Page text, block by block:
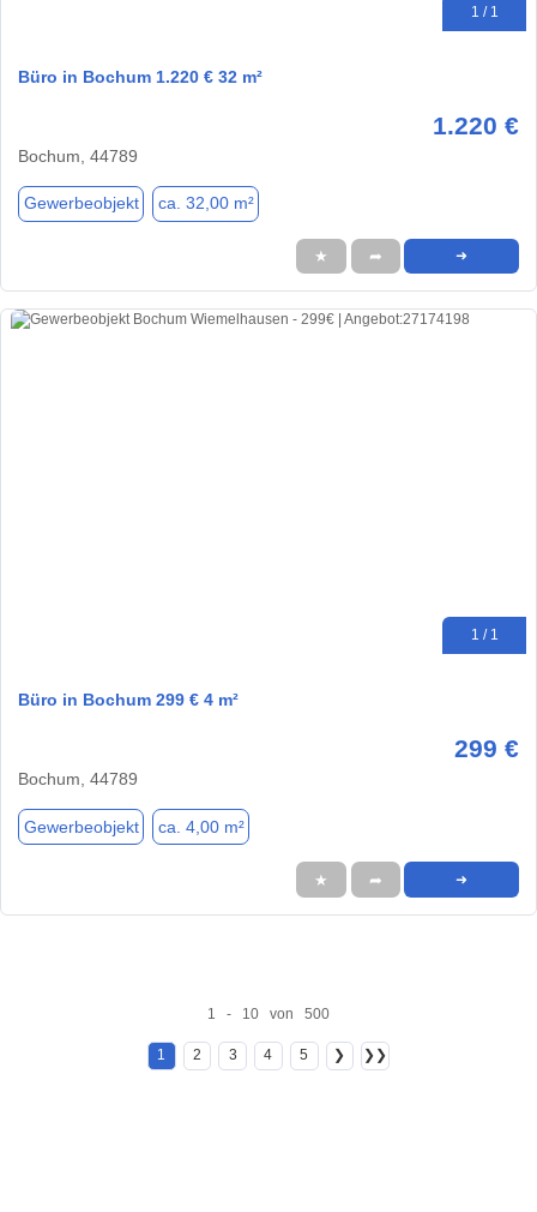
1 / 1
Büro in Bochum 1.220 € 32 m²
1.220 €
Bochum, 44789
Gewerbeobjekt ca. 32,00 m²
★ ➦ ➜
1 / 1
Büro in Bochum 299 € 4 m²
299 €
Bochum, 44789
Gewerbeobjekt ca. 4,00 m²
★ ➦ ➜
1 - 10 von 500
1 2 3 4 5 ❯ ❯❯